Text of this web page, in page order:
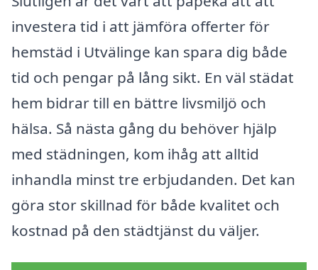
investera tid i att jämföra offerter för
hemstäd i Utvälinge kan spara dig både
tid och pengar på lång sikt. En väl städat
hem bidrar till en bättre livsmiljö och
hälsa. Så nästa gång du behöver hjälp
med städningen, kom ihåg att alltid
inhandla minst tre erbjudanden. Det kan
göra stor skillnad för både kvalitet och
kostnad på den städtjänst du väljer.